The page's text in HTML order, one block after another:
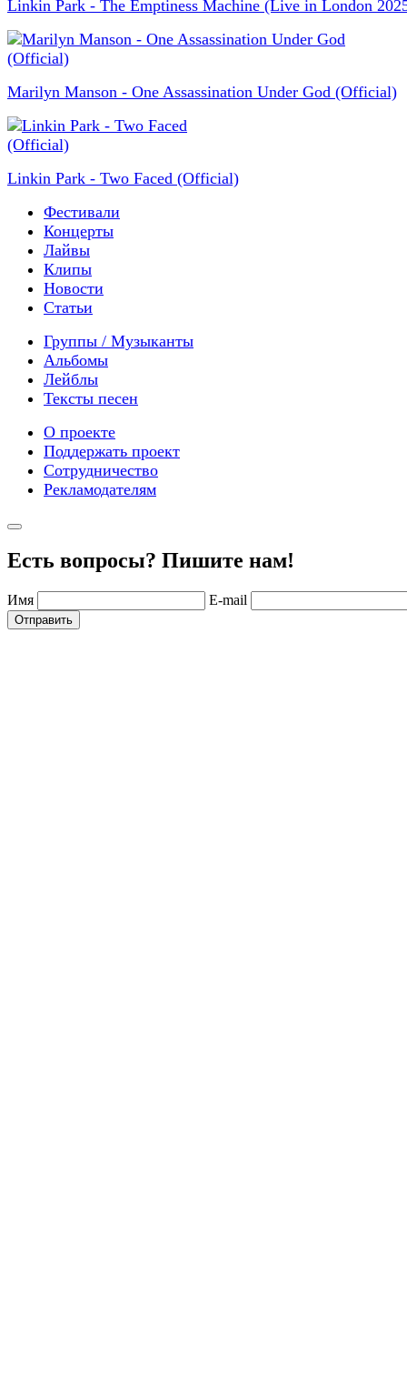
Linkin Park - The Emptiness Machine (Live in London
Marilyn Manson - One Assassination Under God (Official)
Linkin Park - Two Faced (Official)
Фестивали
Концерты
Лайвы
Клипы
Новости
Статьи
Группы / Музыканты
Альбомы
Лейблы
Тексты песен
О проекте
Поддержать проект
Сотрудничество
Рекламодателям
Есть вопросы? Пишите нам!
Имя E-mail